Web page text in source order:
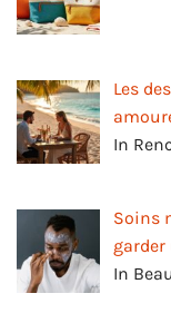
Les
In
Soins
garder
In